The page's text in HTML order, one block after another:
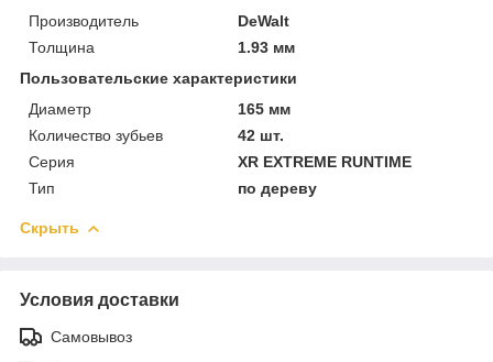
Производитель
DeWalt
Толщина
1.93 мм
Пользовательские характеристики
Диаметр
165 мм
Количество зубьев
42 шт.
Серия
XR EXTREME RUNTIME
Тип
по дереву
Скрыть
Условия доставки
Самовывоз